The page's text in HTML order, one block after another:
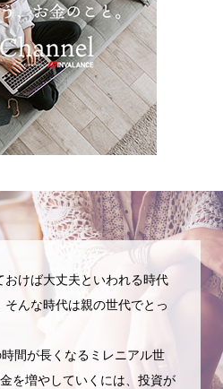
おけば大丈夫といわれる時代
んな時代は親の世代でとっ
間が長くなるミレニアル世
を増やしていくには、投資が